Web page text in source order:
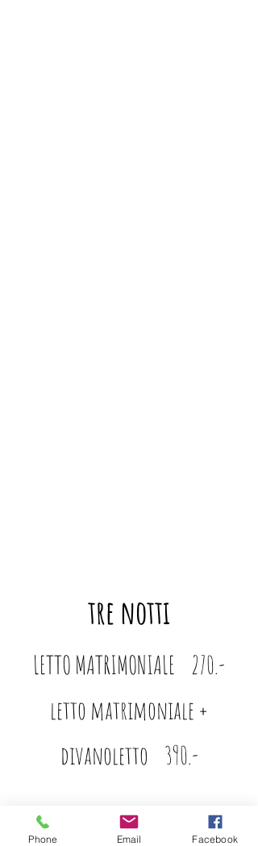
tre notti
LETTO MATRIMONIALE 270.-
letto matrimoniale +
divanoletto 390.-
Phone Email Facebook